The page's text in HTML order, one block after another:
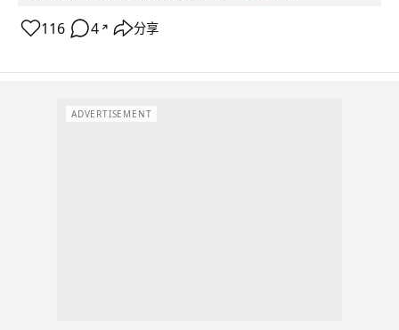
116 4 ↗ 分享
ADVERTISEMENT